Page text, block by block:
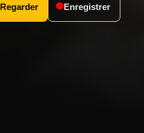
Regarder Enregistrer